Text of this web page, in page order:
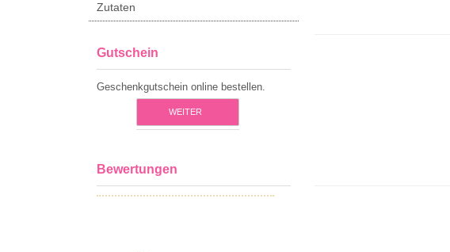
Zutaten
Gutschein
Geschenkgutschein online bestellen.
WEITER
Bewertungen